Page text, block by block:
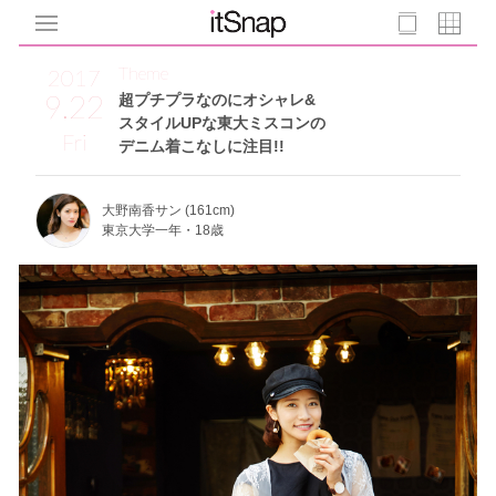
2017
9.22
Fri
超プチプラなのにオシャレ&
スタイルUPな東大ミスコンの
デニム着こなしに注目!!
Theme
大野南香サン (161cm)
東京大学一年・18歳